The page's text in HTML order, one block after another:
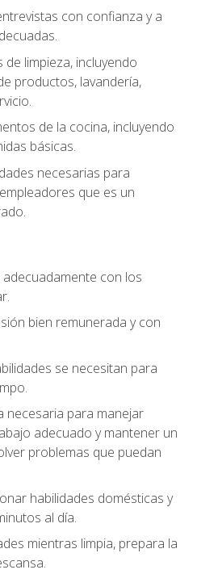
con confianza y a
limpieza, incluyendo
productos, lavandería,
de la cocina, incluyendo
básicas.
necesarias para
que es un
con los
bien remunerada y con
se necesitan para
necesaria para manejar
adecuado y mantener un
problemas que puedan
habilidades domésticas y
al día.
mientras limpia, prepara la